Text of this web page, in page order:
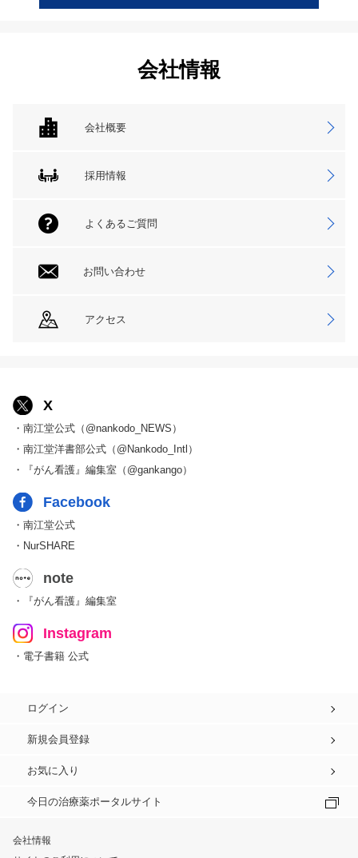
会社情報
会社概要
採用情報
よくあるご質問
お問い合わせ
アクセス
X
・南江堂公式（@nankodo_NEWS）
・南江堂洋書部公式（@Nankodo_Intl）
・『がん看護』編集室（@gankango）
Facebook
・南江堂公式
・NurSHARE
note
・『がん看護』編集室
Instagram
・電子書籍 公式
ログイン
新規会員登録
お気に入り
今日の治療薬ポータルサイト
会社情報